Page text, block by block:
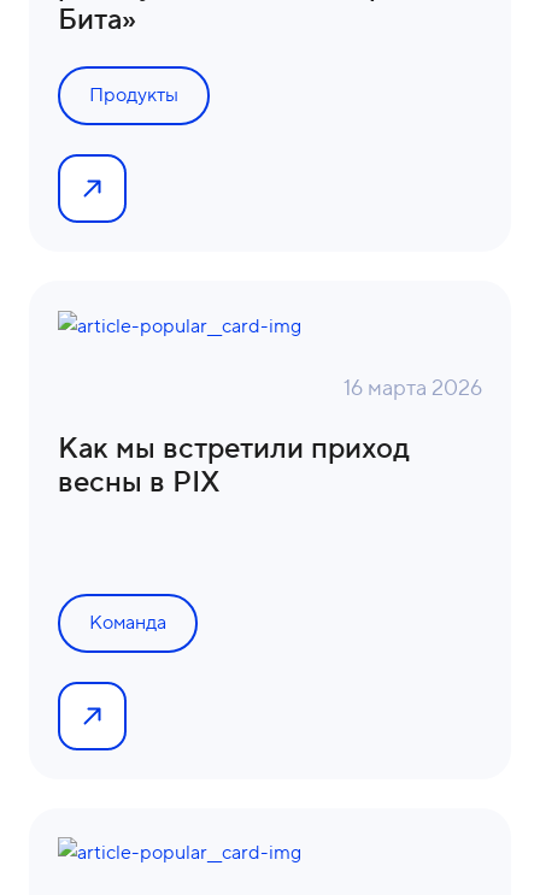
Бита»
Продукты
16 марта 2026
Как мы встретили приход
весны в PIX
Команда